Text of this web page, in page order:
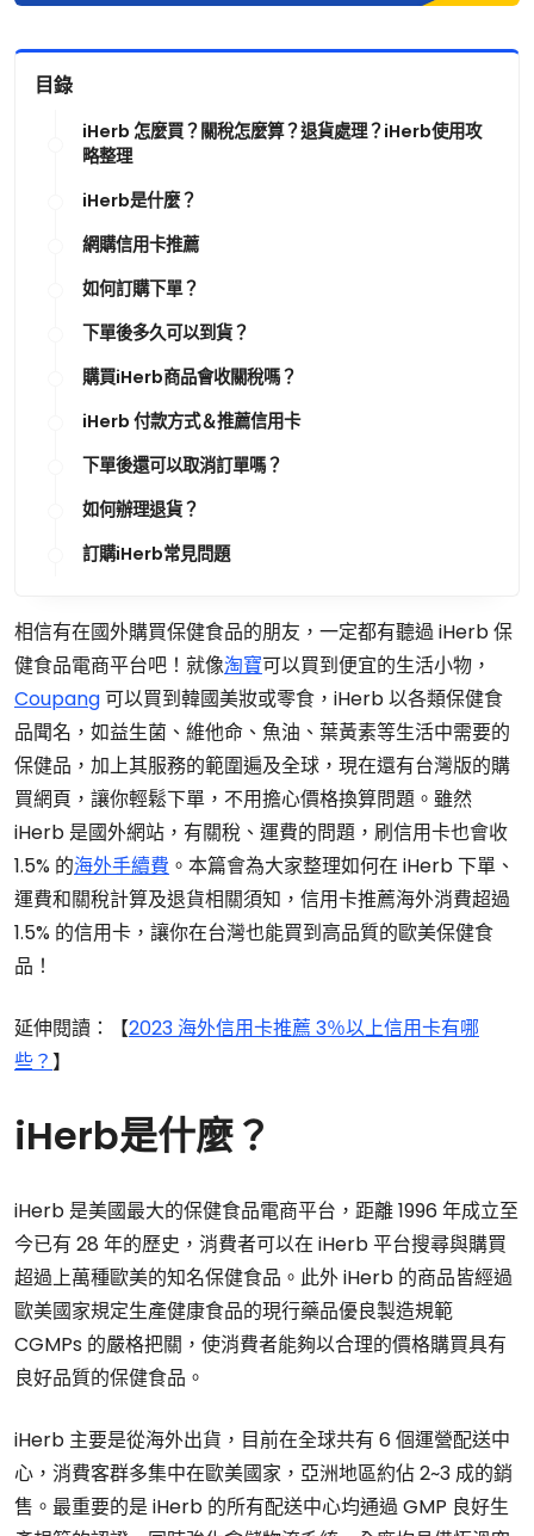
目錄
iHerb 怎麼買？關稅怎麼算？退貨處理？iHerb使用攻
略整理
iHerb是什麼？
網購信用卡推薦
如何訂購下單？
下單後多久可以到貨？
購買iHerb商品會收關稅嗎？
iHerb 付款方式＆推薦信用卡
下單後還可以取消訂單嗎？
如何辦理退貨？
訂購iHerb常見問題
相信有在國外購買保健食品的朋友，一定都有聽過 iHerb 保
健食品電商平台吧！就像淘寶可以買到便宜的生活小物，
Coupang可以買到韓國美妝或零食，iHerb 以各類保健食
品聞名，如益生菌、維他命、魚油、葉黃素等生活中需要的
保健品，加上其服務的範圍遍及全球，現在還有台灣版的購
買網頁，讓你輕鬆下單，不用擔心價格換算問題。雖然
iHerb 是國外網站，有關稅、運費的問題，刷信用卡也會收
1.5% 的海外手續費 。本篇會為大家整理如何在 iHerb 下單、
運費和關稅計算及退貨相關須知，信用卡推薦海外消費超過
1.5% 的信用卡，讓你在台灣也能買到高品質的歐美保健食
品！
延伸閱讀：【2023 海外信用卡推薦 3％以上信用卡有哪
些？】
iHerb是什麼？
iHerb 是美國最大的保健食品電商平台，距離 1996 年成立至
今已有 28 年的歷史，消費者可以在 iHerb 平台搜尋與購買
超過上萬種歐美的知名保健食品。此外 iHerb 的商品皆經過
歐美國家規定生產健康食品的現行藥品優良製造規範
CGMPs 的嚴格把關，使消費者能夠以合理的價格購買具有
良好品質的保健食品。
iHerb 主要是從海外出貨，目前在全球共有 6 個運營配送中
心，消費客群多集中在歐美國家，亞洲地區約佔 2~3 成的銷
售。最重要的是 iHerb 的所有配送中心均通過 GMP 良好生